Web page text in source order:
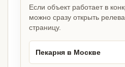
Если объект работает в
можно сразу открыть
страницу.
Пекарня в Москве